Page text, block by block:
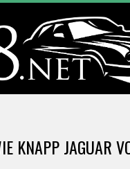
KNAPP JAGUAR